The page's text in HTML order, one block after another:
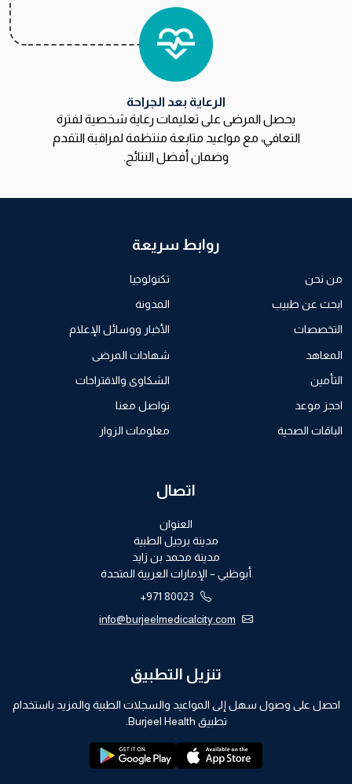
الرعاية بعد الجراحة
يحصل المرضى على تعليمات رعاية شخصية لفترة
التعافي، مع مواعيد متابعة منتظمة لمراقبة التقدم
وضمان أفضل النتائج.
روابط سريعة
من نحن
ابحث عن طبيب
التخصصات
المعاهد
التأمين
احجز موعد
الباقات الصحية
تكنولوجيا
المدونة
الأخبار ووسائل الإعلام
شهادات المرضى
الشكاوى والاقتراحات
تواصل معنا
معلومات الزوار
اتصال
العنوان
مدينة برجيل الطبية
مدينة محمد بن زايد
أبوظبي – الإمارات العربية المتحدة
+971 80023
info@burjeelmedicalcity.com
تنزيل التطبيق
احصل على وصول سهل إلى المواعيد والسجلات الطبية والمزيد باستخدام
تطبيق Burjeel Health.
appstore:
playstore: